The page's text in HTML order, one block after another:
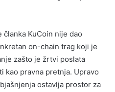
KuCoin nije dao
on-chain trag koji je
zašto je žrtvi poslata
kao pravna pretnja. Upravo
ostavlja prostor za